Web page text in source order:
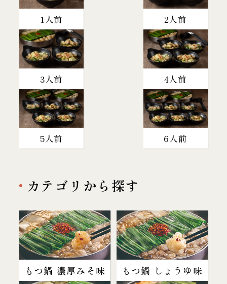
1人前 2人前
3人前 4人前
5人前 6人前
カテゴリから探す
もつ鍋 濃厚みそ味 もつ鍋 しょうゆ味